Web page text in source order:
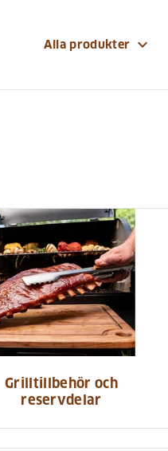
Alla produkter expand_more
Grilltillbehör och
reservdelar